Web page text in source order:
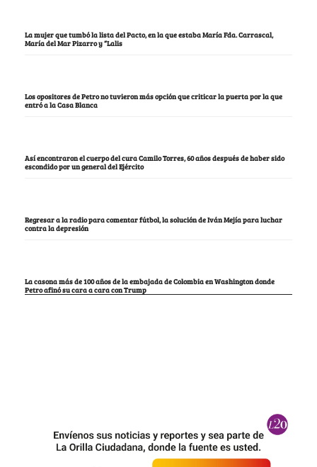
La mujer que tumbó la lista del Pacto, en la que estaba María Fda. Carrascal,
María del Mar Pizarro y “Lalis
Los opositores de Petro no tuvieron más opción que criticar la puerta por la que
entró a la Casa Blanca
Así encontraron el cuerpo del cura Camilo Torres, 60 años después de haber sido
escondido por un general del Ejército
Regresar a la radio para comentar fútbol, la solución de Iván Mejía para luchar
contra la depresión
La casona más de 100 años de la embajada de Colombia en Washington donde
Petro afinó su cara a cara con Trump